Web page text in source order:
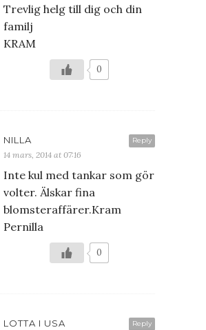
Trevlig helg till dig och din
familj
KRAM
0
Reply
NILLA
14 mars, 2014 at 07:16
Inte kul med tankar som gör
volter. Älskar fina
blomsteraffärer.Kram
Pernilla
0
Reply
LOTTA I USA